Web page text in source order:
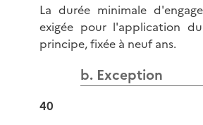
La durée minimale
exigée pour l'application
principe, fixée à neuf ans.
b. Exception
40